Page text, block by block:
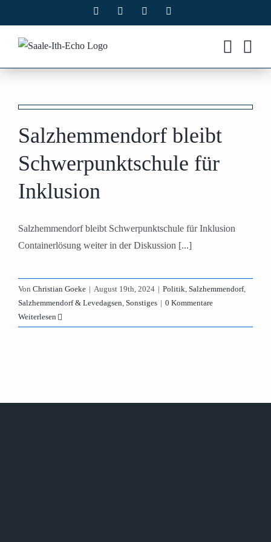
Inhalt
springen
Facebook Instagram
Salzhemmendorf bleibt
Schwerpunktschule für
Inklusion
Salzhemmendorf bleibt Schwerpunktschule für Inklusion
Containerlösung weiter in der Diskussion [...]
Von Christian Goeke | August 19th, 2024 | Politik, Salzhemmendorf,
Salzhemmendorf & Levedagsen, Sonstiges | 0 Kommentare
Weiterlesen